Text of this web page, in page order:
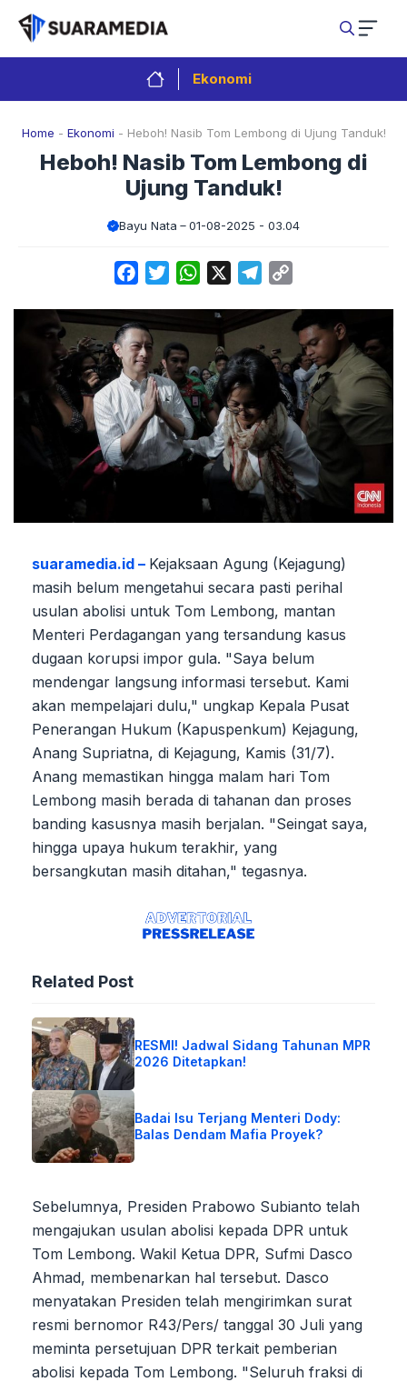
Langsung
isi
Ekonomi
Home - Ekonomi - Heboh! Nasib Tom Lembong di Ujung Tanduk!
Heboh! Nasib Tom Lembong di
Ujung Tanduk!
Bayu Nata 01-08-2025 - 03.04
FacebookTwitterWhatsApp Telegram
suaramedia.id – Kejaksaan Agung (Kejagung)
masih belum mengetahui secara pasti perihal
usulan abolisi untuk Tom Lembong, mantan
Menteri Perdagangan yang tersandung kasus
dugaan korupsi impor gula. "Saya belum
mendengar langsung informasi tersebut. Kami
akan mempelajari dulu," ungkap Kepala Pusat
Penerangan Hukum (Kapuspenkum) Kejagung,
Anang Supriatna, di Kejagung, Kamis (31/7).
Anang memastikan hingga malam hari Tom
Lembong masih berada di tahanan dan proses
banding kasusnya masih berjalan. "Seingat saya,
hingga upaya hukum terakhir, yang
bersangkutan masih ditahan," tegasnya.
Related Post
RESMI! Jadwal Sidang Tahunan MPR
2026 Ditetapkan!
Badai Isu Terjang Menteri Dody:
Balas Dendam Mafia Proyek?
Sebelumnya, Presiden Prabowo Subianto telah
mengajukan usulan abolisi kepada DPR untuk
Tom Lembong. Wakil Ketua DPR, Sufmi Dasco
Ahmad, membenarkan hal tersebut. Dasco
menyatakan Presiden telah mengirimkan surat
resmi bernomor R43/Pers/ tanggal 30 Juli yang
meminta persetujuan DPR terkait pemberian
abolisi kepada Tom Lembong. "Seluruh fraksi di